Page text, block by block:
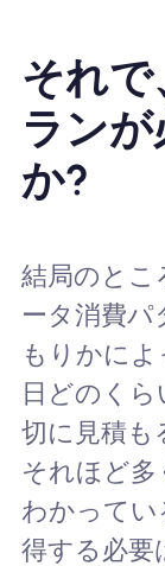
それ
ラン
か?
結局のとこ
ータ消費パ
もりかに
日どのく
切に見積も
それほど
わかってい
得する必要